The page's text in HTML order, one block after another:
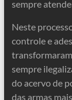
sempre
Neste
controle e
sempre
do acervo de
das armas